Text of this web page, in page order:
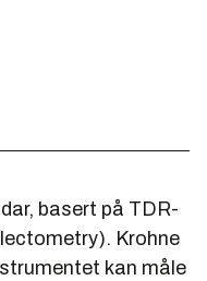
basert på TDR-
Krohne
kan måle